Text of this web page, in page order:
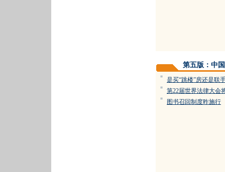
第五版：中
= 是买“跳楼”房还是联
= 第22届世界法律大会
= 图书召回制度昨施行